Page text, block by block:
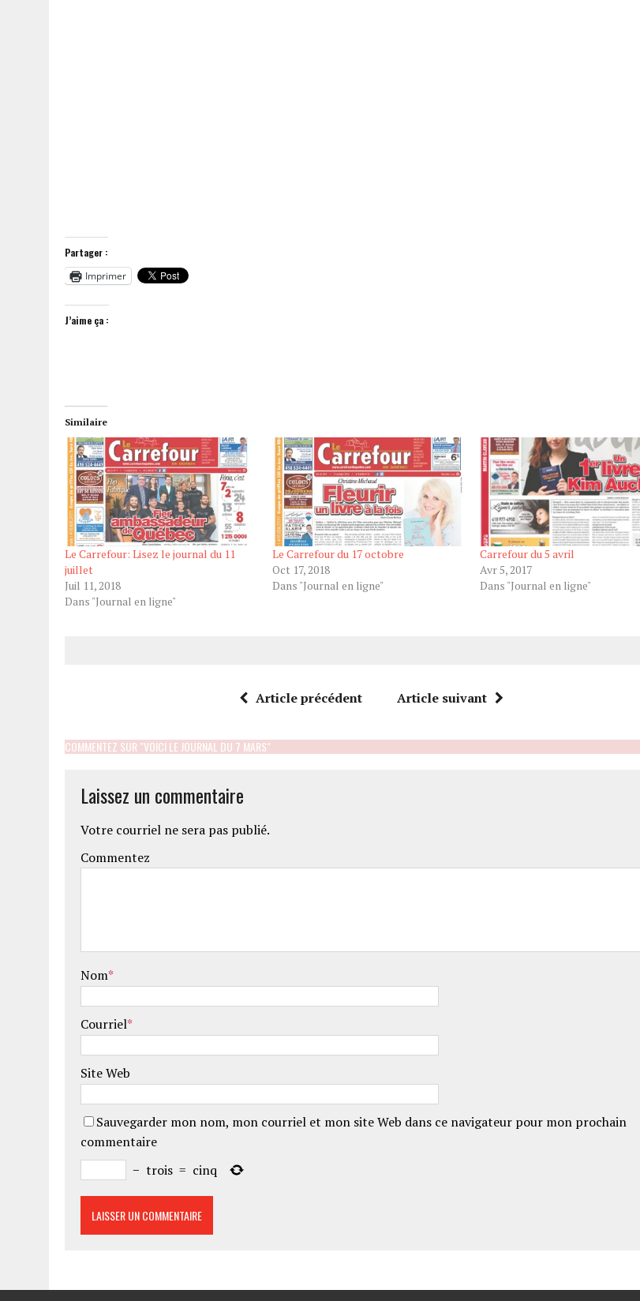
Partager :
Imprimer
J’aime ça :
Similaire
Le Carrefour: Lisez le journal du 11
juillet
Juil 11, 2018
Dans "Journal en ligne"
Le Carrefour du 17 octobre
Oct 17, 2018
Dans "Journal en ligne"
Carrefour du 5 avril
Avr 5, 2017
Dans "Journal en ligne"
Article précédent Article suivant
COMMENTEZ SUR "VOICI LE JOURNAL DU 7 MARS"
Laissez un commentaire
Votre courriel ne sera pas publié.
Commentez
Nom*
Courriel*
Site Web
Sauvegarder mon nom, mon courriel et mon site Web dans ce navigateur pour mon prochain
commentaire
− trois = cinq